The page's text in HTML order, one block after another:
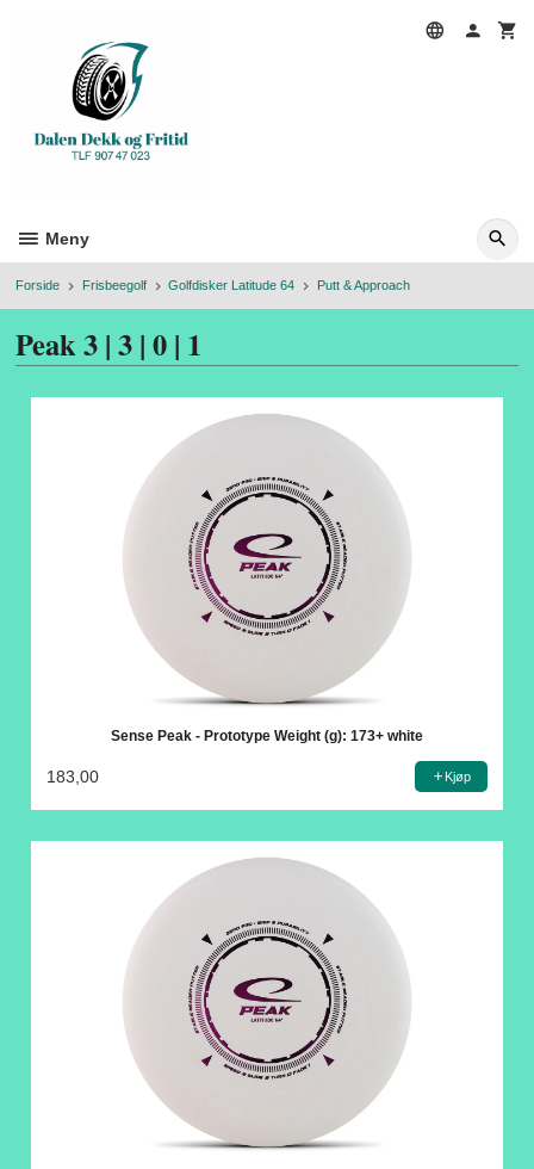
Meny
Forside Frisbeegolf Golfdisker Latitude 64 Putt & Approach
Peak 3 | 3 | 0 | 1
Sense Peak - Prototype Weight (g): 173+ white
183,00 Kjøp